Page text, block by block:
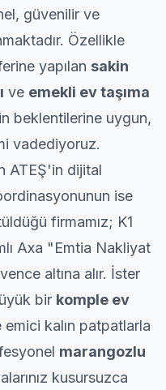
güvenilir ve
Özellikle
yapılan sakin
ve emekli ev taşıma
beklentilerine uygun,
vadediyoruz.
ATEŞ'in dijital
ise
firmamız; K1
Axa "Emtia Nakliyat
altına alır. İster
bir komple ev
kalın patpatlarla
marangozlu
kusursuzca